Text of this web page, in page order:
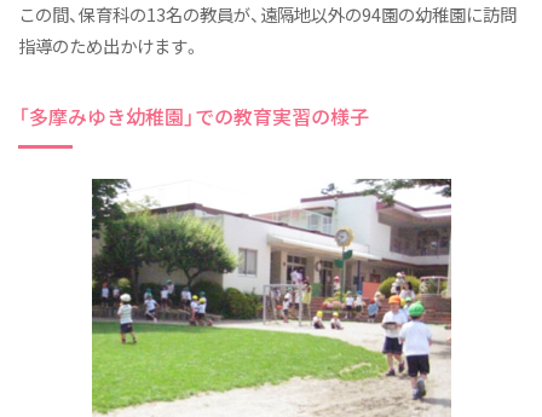
この間、保育科の13名の教員が、遠隔地以外の94園の幼稚園に訪問
指導のため出かけます。
「多摩みゆき幼稚園」での教育実習の様子
教員紹介
実習
ニュース&トピックス
保育科ニュース
授業紹介
こまざわ幼稚園との交流
卒業生の今
ニュース&トピックス：アーカイブ